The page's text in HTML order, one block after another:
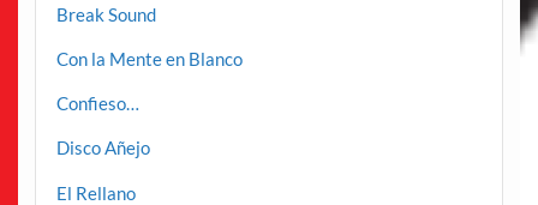
Break Sound
Con la Mente en Blanco
Confieso…
Disco Añejo
El Rellano